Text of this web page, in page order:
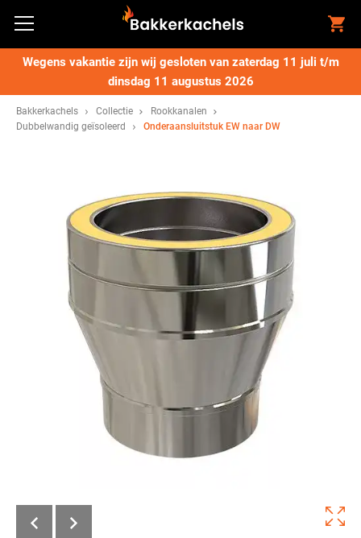
Wegens vakantie zijn wij gesloten van zaterdag 11 juli t/m
dinsdag 11 augustus 2026
Bakkerkachels Collectie
Rookkanalen
Dubbelwandig geïsoleerd
Onderaansluitstuk EW naar DW